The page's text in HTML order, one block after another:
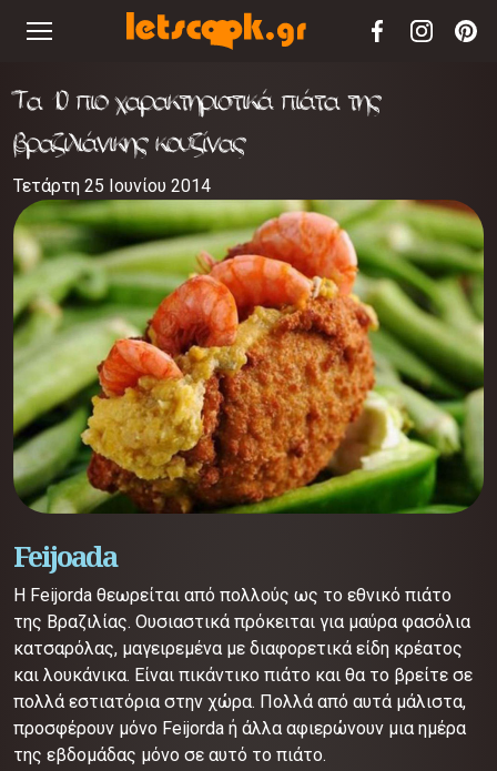
Τα 10 πιο χαρακτηριστικά πιάτα της
βραζιλιάνικης κουζίνας
Τετάρτη 25 Ιουνίου 2014
Feijoada
Η Feijorda θεωρείται από πολλούς ως το εθνικό πιάτο
της Βραζιλίας. Ουσιαστικά πρόκειται για μαύρα φασόλια
κατσαρόλας, μαγειρεμένα με διαφορετικά είδη κρέατος
και λουκάνικα. Είναι πικάντικο πιάτο και θα το βρείτε σε
πολλά εστιατόρια στην χώρα. Πολλά από αυτά μάλιστα,
προσφέρουν μόνο Feijorda ή άλλα αφιερώνουν μια ημέρα
της εβδομάδας μόνο σε αυτό το πιάτο.